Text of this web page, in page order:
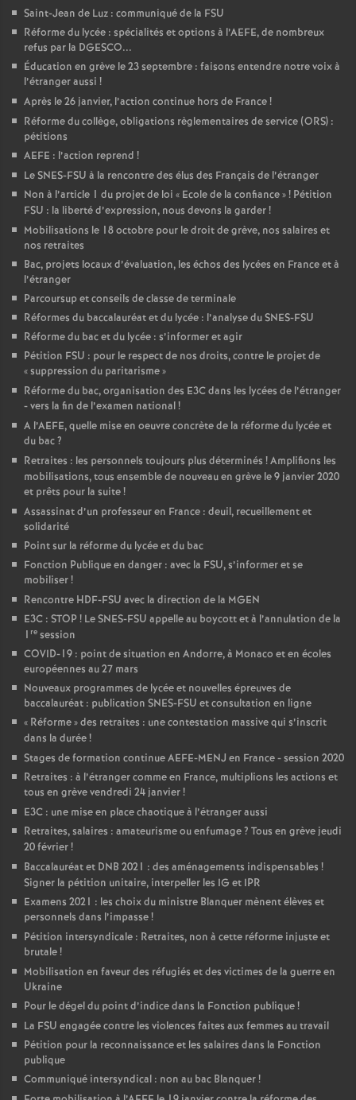
Saint-Jean de Luz : communiqué de la FSU
Réforme du lycée : spécialités et options à l’AEFE, de nombreux
refus par la DGESCO...
Éducation en grève le 23 septembre : faisons entendre notre voix à
l’étranger aussi !
Après le 26 janvier, l’action continue hors de France!
Réforme du collège, obligations règlementaires de service (ORS) :
pétitions
AEFE : l’action reprend !
Le SNES-FSU à la rencontre des élus des Français de l’étranger
Non à l’article 1 du projet de loi « Ecole de la confiance»! Pétition
FSU : la liberté d’expression, nous devons la garder!
Mobilisations le 18 octobre pour le droit de grève, nos salaires et
nos retraites
Bac, projets locaux d’évaluation, les échos des lycées en France et à
l’étranger
Parcoursup et conseils de classe de terminale
Réformes du baccalauréat et du lycée : l’analyse du SNES-FSU
Réforme du bac et du lycée : s’informer et agir
Pétition FSU : pour le respect de nos droits, contre le projet de
«suppression du paritarisme»
Réforme du bac, organisation des E3C dans les lycées de l’étranger
- vers la fin de l’examen national!
A l’AEFE, quelle mise en oeuvre concrète de la réforme du lycée et
du bac?
Retraites : les personnels toujours plus déterminés ! Amplifions les
mobilisations, tous ensemble de nouveau en grève le 9 janvier 2020
et prêts pour la suite!
Assassinat d’un professeur en France : deuil, recueillement et
solidarité
Point sur la réforme du lycée et du bac
Fonction Publique en danger : avec la FSU, s’informer et se
mobiliser!
Rencontre HDF-FSU avec la direction de la MGEN
E3C : STOP! Le SNES-FSU appelle au boycott et à l’annulation de la
1 re session
COVID-19 : point de situation en Andorre, à Monaco et en écoles
européennes au 27 mars
Nouveaux programmes de lycée et nouvelles épreuves de
baccalauréat : publication SNES-FSU et consultation en ligne
« Réforme» des retraites : une contestation massive qui s’inscrit
dans la durée!
Stages de formation continue AEFE-MENJ en France - session 2020
Retraites : à l’étranger comme en France, multiplions les actions et
tous en grève vendredi 24 janvier!
E3C : une mise en place chaotique à l’étranger aussi
Retraites, salaires : amateurisme ou enfumage? Tous en grève jeudi
20 février!
Baccalauréat et DNB 2021 : des aménagements indispensables !
Signer la pétition unitaire, interpeller les IG et IPR
Examens 2021 : les choix du ministre Blanquer mènent élèves et
personnels dans l’impasse!
Pétition intersyndicale : Retraites, non à cette réforme injuste et
brutale!
Mobilisation en faveur des réfugiés et des victimes de la guerre en
Ukraine
Pour le dégel du point d’indice dans la Fonction publique!
La FSU engagée contre les violences faites aux femmes au travail
Pétition pour la reconnaissance et les salaires dans la Fonction
publique
Communiqué intersyndical : non au bac Blanquer!